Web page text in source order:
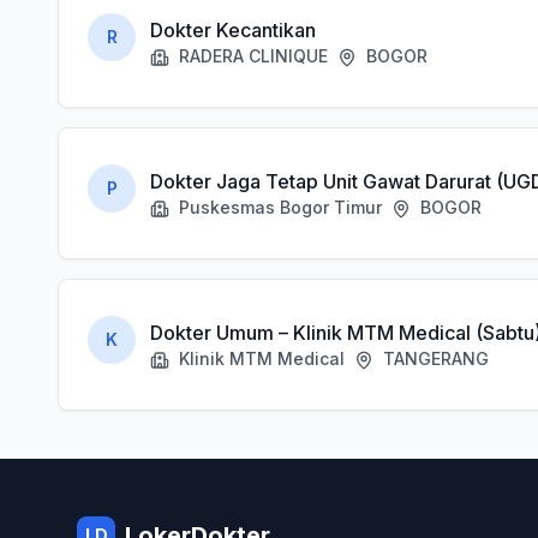
R Dokter Kecantikan
RADERA CLINIQUE BOGOR
P Dokter Jaga Tetap Unit Gawat Darurat
Puskesmas Bogor Timur BOGOR
K Dokter Umum – Klinik MTM Medical
Klinik MTM Medical TANGERANG